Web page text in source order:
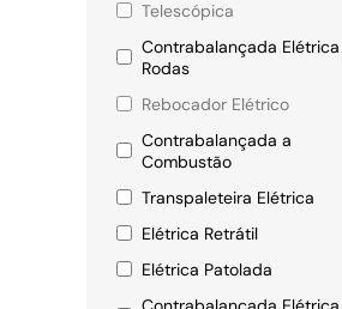
Telescópica
Contrabalançada
Rodas
Rebocador Elétrico
Contrabalançada a
Combustão
Transpaleteira Elétrica
Elétrica Retrátil
Elétrica Patolada